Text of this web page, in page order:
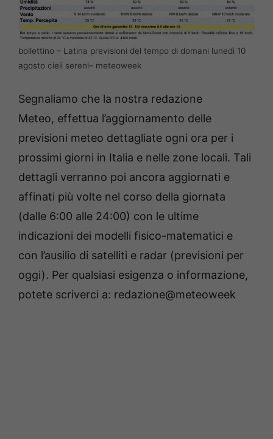
bollettino – Latina previsioni del tempo di domani lunedì 10
agosto cieli sereni– meteoweek
Segnaliamo che la nostra redazione
Meteo, effettua l’aggiornamento delle
previsioni meteo dettagliate ogni ora per i
prossimi giorni in Italia e nelle zone locali. Tali
dettagli verranno poi ancora aggiornati e
affinati più volte nel corso della giornata
(dalle 6:00 alle 24:00) con le ultime
indicazioni dei modelli fisico-matematici e
con l’ausilio di satelliti e radar (previsioni per
oggi). Per qualsiasi esigenza o informazione,
potete scriverci a: redazione@meteoweek